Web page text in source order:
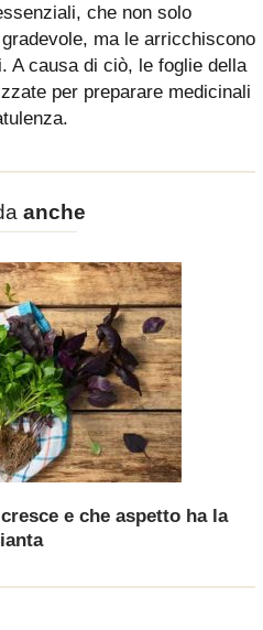
che non solo
ma le arricchiscono
A causa di ciò, le foglie della
per preparare medicinali
anche
e che aspetto ha la